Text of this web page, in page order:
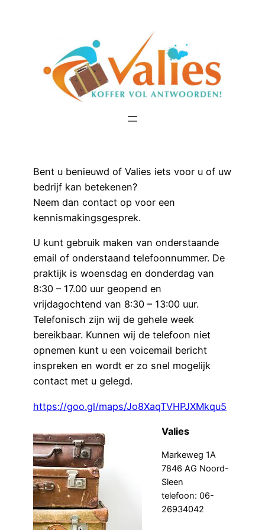
Bent u benieuwd of Valies iets voor u of uw
bedrijf kan betekenen?
Neem dan contact op voor een
kennismakingsgesprek.
U kunt gebruik maken van onderstaande
email of onderstaand telefoonnummer. De
praktijk is woensdag en donderdag van
8:30 – 17.00 uur geopend en
vrijdagochtend van 8:30 – 13:00 uur.
Telefonisch zijn wij de gehele week
bereikbaar. Kunnen wij de telefoon niet
opnemen kunt u een voicemail bericht
inspreken en wordt er zo snel mogelijk
contact met u gelegd.
https://goo.gl/maps/Jo8XaqTVHPJXMkqu5
Valies
Markeweg 1A
7846 AG Noord-
Sleen
telefoon: 06-
26934042